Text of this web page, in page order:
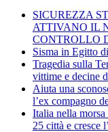
SICUREZZA
ATTIVANO IL
CONTROLLO
Sisma in Egitto
Tragedia sulla
vittime e decine
Aiuta una
l’ex compagno
Italia nella morsa
25 città e cresce